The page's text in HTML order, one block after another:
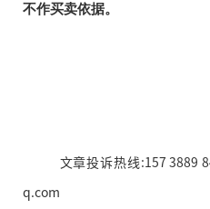
不作买卖依据。
文章投诉热线:157 3889
q.com